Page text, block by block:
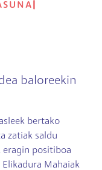
baloreekin
bertako
zatiak saldu
eragin positiboa
Mahaiak